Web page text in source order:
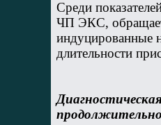
Среди
ЧП ЭКС,
индуцированные
длительности